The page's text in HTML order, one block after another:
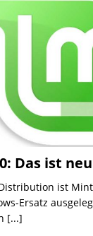
Das ist neu
ist
Ersatz
[...]